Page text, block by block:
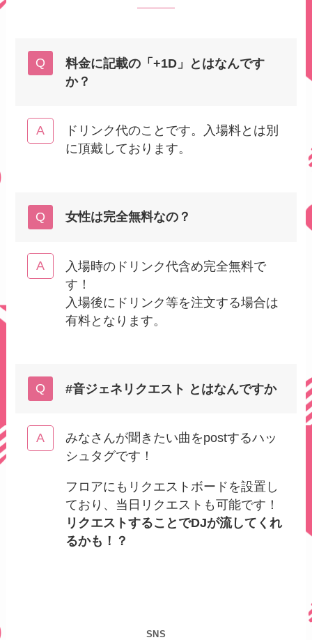
料金に記載の「+1D」とはなんです
か？
ドリンク代のことです。入場料とは別
に頂戴しております。
女性は完全無料なの？
入場時のドリンク代含め完全無料で
す！
入場後にドリンク等を注文する場合は
有料となります。
#音ジェネリクエスト とはなんですか
みなさんが聞きたい曲をpostするハッ
シュタグです！
フロアにもリクエストボードを設置し
ており、当日リクエストも可能です！
リクエストすることでDJが流してくれ
るかも！？
SNS